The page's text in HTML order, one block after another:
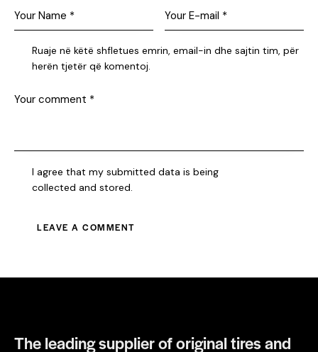
Ruaje në këtë shfletues emrin, email-in dhe sajtin tim, për
herën tjetër që komentoj.
I agree that my submitted data is being
collected and stored.
The leading supplier of original tires and